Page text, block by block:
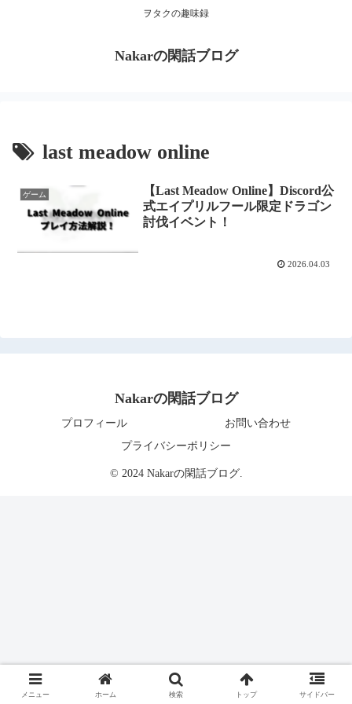
ヲタクの趣味録
Nakarの閑話ブログ
last meadow online
ゲーム
【Last Meadow Online】Discord公
式エイプリルフール限定ドラゴン
討伐イベント！
2026.04.03
Nakarの閑話ブログ
プロフィール
お問い合わせ
プライバシーポリシー
© 2024 Nakarの閑話ブログ.
メニュー ホーム 検索 トップ サイドバー